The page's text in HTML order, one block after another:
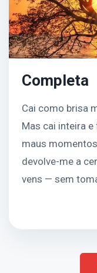
Continuar leitura
Completa
Cai como brisa
Mas cai inteira
maus
devolve-me a
vens — sem